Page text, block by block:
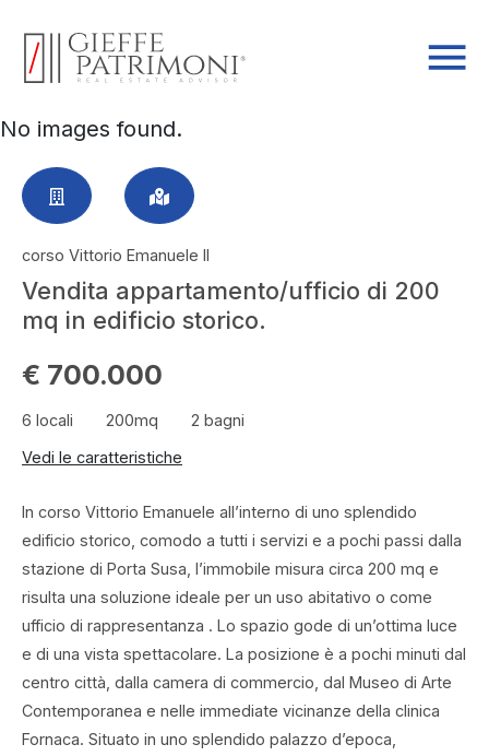
No images found.
corso Vittorio Emanuele II
Vendita appartamento/ufficio di 200
mq in edificio storico.
€ 700.000
6 locali 200mq
2 bagni
Vedi le caratteristiche
In corso Vittorio Emanuele all’interno di uno splendido
edificio storico, comodo a tutti i servizi e a pochi passi dalla
stazione di Porta Susa, l’immobile misura circa 200 mq e
risulta una soluzione ideale per un uso abitativo o come
ufficio di rappresentanza . Lo spazio gode di un’ottima luce
e di una vista spettacolare. La posizione è a pochi minuti dal
centro città, dalla camera di commercio, dal Museo di Arte
Contemporanea e nelle immediate vicinanze della clinica
Fornaca. Situato in uno splendido palazzo d’epoca,